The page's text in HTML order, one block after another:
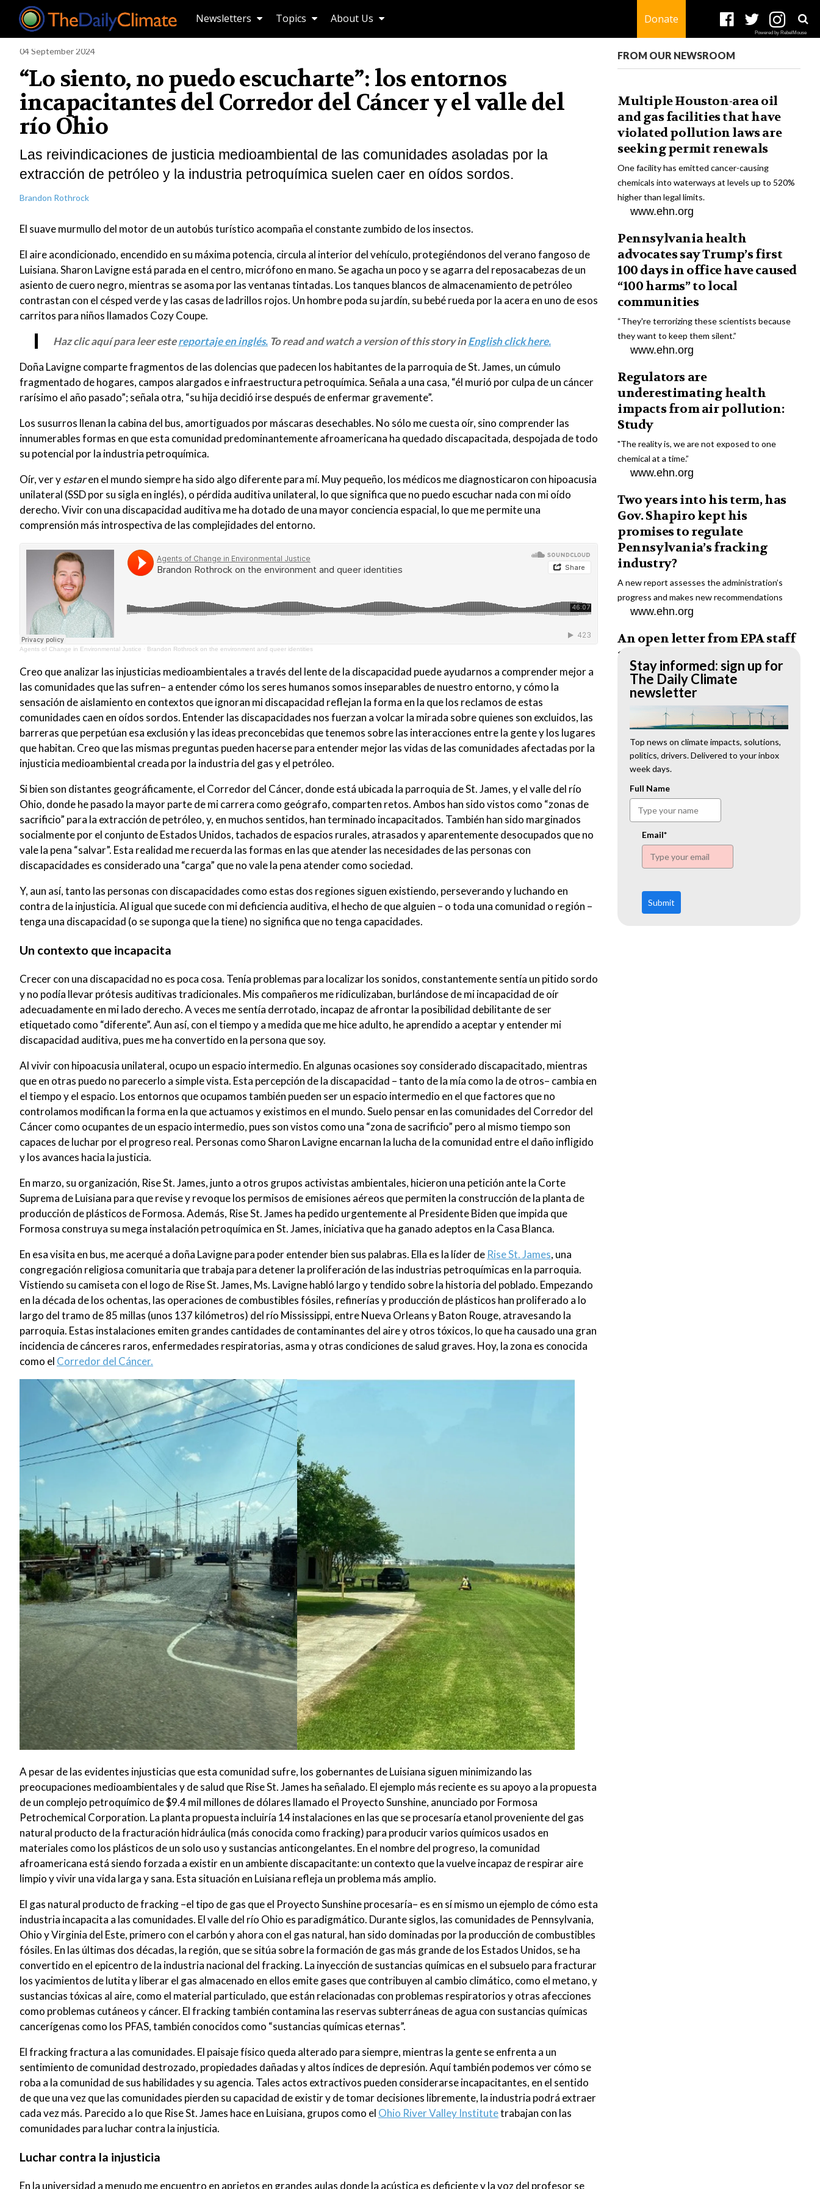
Newsletters Topics About Us Donate
Powered by RebelMouse
04 September 2024
“Lo siento, no puedo escucharte”: los entornos
incapacitantes del Corredor del Cáncer y el valle del
río Ohio
Las reivindicaciones de justicia medioambiental de las comunidades asoladas por la
extracción de petróleo y la industria petroquímica suelen caer en oídos sordos.
Brandon Rothrock
El suave murmullo del motor de un autobús turístico acompaña el constante zumbido de los insectos.
El aire acondicionado, encendido en su máxima potencia, circula al interior del vehículo, protegiéndonos del verano fangoso de
Luisiana. Sharon Lavigne está parada en el centro, micrófono en mano. Se agacha un poco y se agarra del reposacabezas de un
asiento de cuero negro, mientras se asoma por las ventanas tintadas. Los tanques blancos de almacenamiento de petróleo
contrastan con el césped verde y las casas de ladrillos rojos. Un hombre poda su jardín, su bebé rueda por la acera en uno de esos
carritos para niños llamados Cozy Coupe.
Haz clic aquí para leer estereportaje en inglés. To read and watch a version of this story inEnglish click here.
Doña Lavigne comparte fragmentos de las dolencias que padecen los habitantes de la parroquia de St. James, un cúmulo
fragmentado de hogares, campos alargados e infraestructura petroquímica. Señala a una casa, “él murió por culpa de un cáncer
rarísimo el año pasado”; señala otra, “su hija decidió irse después de enfermar gravemente”.
Los susurros llenan la cabina del bus, amortiguados por máscaras desechables. No sólo me cuesta oír, sino comprender las
innumerables formas en que esta comunidad predominantemente afroamericana ha quedado discapacitada, despojada de todo
su potencial por la industria petroquímica.
Oír, ver yestaren el mundo siempre ha sido algo diferente para mí. Muy pequeño, los médicos me diagnosticaron con hipoacusia
unilateral (SSD por su sigla en inglés), o pérdida auditiva unilateral, lo que significa que no puedo escuchar nada con mi oído
derecho. Vivir con una discapacidad auditiva me ha dotado de una mayor conciencia espacial, lo que me permite una
comprensión más introspectiva de las complejidades del entorno.
Agents of Change in Environmental Justice · Brandon Rothrock on the environment and queer identities
Creo que analizar las injusticias medioambientales a través del lente de la discapacidad puede ayudarnos a comprender mejor a
las comunidades que las sufren– a entender cómo los seres humanos somos inseparables de nuestro entorno, y cómo la
sensación de aislamiento en contextos que ignoran mi discapacidad reflejan la forma en la que los reclamos de estas
comunidades caen en oídos sordos. Entender las discapacidades nos fuerzan a volcar la mirada sobre quienes son excluidos, las
barreras que perpetúan esa exclusión y las ideas preconcebidas que tenemos sobre las interacciones entre la gente y los lugares
que habitan. Creo que las mismas preguntas pueden hacerse para entender mejor las vidas de las comunidades afectadas por la
injusticia medioambiental creada por la industria del gas y el petróleo.
Si bien son distantes geográficamente, el Corredor del Cáncer, donde está ubicada la parroquia de St. James, y el valle del río
Ohio, donde he pasado la mayor parte de mi carrera como geógrafo, comparten retos. Ambos han sido vistos como “zonas de
sacrificio” para la extracción de petróleo, y, en muchos sentidos, han terminado incapacitados. También han sido marginados
socialmente por el conjunto de Estados Unidos, tachados de espacios rurales, atrasados y aparentemente desocupados que no
vale la pena “salvar”. Esta realidad me recuerda las formas en las que atender las necesidades de las personas con
discapacidades es considerado una “carga” que no vale la pena atender como sociedad.
Y, aun así, tanto las personas con discapacidades como estas dos regiones siguen existiendo, perseverando y luchando en
contra de la injusticia. Al igual que sucede con mi deficiencia auditiva, el hecho de que alguien – o toda una comunidad o región –
tenga una discapacidad (o se suponga que la tiene) no significa que no tenga capacidades.
Un contexto que incapacita
Crecer con una discapacidad no es poca cosa. Tenía problemas para localizar los sonidos, constantemente sentía un pitido sordo
y no podía llevar prótesis auditivas tradicionales. Mis compañeros me ridiculizaban, burlándose de mi incapacidad de oír
adecuadamente en mi lado derecho. A veces me sentía derrotado, incapaz de afrontar la posibilidad debilitante de ser
etiquetado como “diferente”. Aun así, con el tiempo y a medida que me hice adulto, he aprendido a aceptar y entender mi
discapacidad auditiva, pues me ha convertido en la persona que soy.
Al vivir con hipoacusia unilateral, ocupo un espacio intermedio. En algunas ocasiones soy considerado discapacitado, mientras
que en otras puedo no parecerlo a simple vista. Esta percepción de la discapacidad – tanto de la mía como la de otros– cambia en
el tiempo y el espacio. Los entornos que ocupamos también pueden ser un espacio intermedio en el que factores que no
controlamos modifican la forma en la que actuamos y existimos en el mundo. Suelo pensar en las comunidades del Corredor del
Cáncer como ocupantes de un espacio intermedio, pues son vistos como una “zona de sacrificio” pero al mismo tiempo son
capaces de luchar por el progreso real. Personas como Sharon Lavigne encarnan la lucha de la comunidad entre el daño infligido
y los avances hacia la justicia.
En marzo, su organización, Rise St. James, junto a otros grupos activistas ambientales, hicieron una petición ante la Corte
Suprema de Luisiana para que revise y revoque los permisos de emisiones aéreos que permiten la construcción de la planta de
producción de plásticos de Formosa. Además, Rise St. James ha pedido urgentemente al Presidente Biden que impida que
Formosa construya su mega instalación petroquímica en St. James, iniciativa que ha ganado adeptos en la Casa Blanca.
En esa visita en bus, me acerqué a doña Lavigne para poder entender bien sus palabras. Ella es la líder de Rise St. James, una
congregación religiosa comunitaria que trabaja para detener la proliferación de las industrias petroquímicas en la parroquia.
Vistiendo su camiseta con el logo de Rise St. James, Ms. Lavigne habló largo y tendido sobre la historia del poblado. Empezando
en la década de los ochentas, las operaciones de combustibles fósiles, refinerías y producción de plásticos han proliferado a lo
largo del tramo de 85 millas (unos 137 kilómetros) del río Mississippi, entre Nueva Orleans y Baton Rouge, atravesando la
parroquia. Estas instalaciones emiten grandes cantidades de contaminantes del aire y otros tóxicos, lo que ha causado una gran
incidencia de cánceres raros, enfermedades respiratorias, asma y otras condiciones de salud graves. Hoy, la zona es conocida
como el Corredor del Cáncer.
A pesar de las evidentes injusticias que esta comunidad sufre, los gobernantes de Luisiana siguen minimizando las
preocupaciones medioambientales y de salud que Rise St. James ha señalado. El ejemplo más reciente es su apoyo a la propuesta
de un complejo petroquímico de $9.4 mil millones de dólares llamado el Proyecto Sunshine, anunciado por Formosa
Petrochemical Corporation. La planta propuesta incluiría 14 instalaciones en las que se procesaría etanol proveniente del gas
natural producto de la fracturación hidráulica (más conocida como fracking) para producir varios químicos usados en
materiales como los plásticos de un solo uso y sustancias anticongelantes. En el nombre del progreso, la comunidad
afroamericana está siendo forzada a existir en un ambiente discapacitante: un contexto que la vuelve incapaz de respirar aire
limpio y vivir una vida larga y sana. Esta situación en Luisiana refleja un problema más amplio.
El gas natural producto de fracking –el tipo de gas que el Proyecto Sunshine procesaría– es en sí mismo un ejemplo de cómo esta
industria incapacita a las comunidades. El valle del río Ohio es paradigmático. Durante siglos, las comunidades de Pennsylvania,
Ohio y Virginia del Este, primero con el carbón y ahora con el gas natural, han sido dominadas por la producción de combustibles
fósiles. En las últimas dos décadas, la región, que se sitúa sobre la formación de gas más grande de los Estados Unidos, se ha
convertido en el epicentro de la industria nacional del fracking. La inyección de sustancias químicas en el subsuelo para fracturar
los yacimientos de lutita y liberar el gas almacenado en ellos emite gases que contribuyen al cambio climático, como el metano, y
sustancias tóxicas al aire, como el material particulado, que están relacionadas con problemas respiratorios y otras afecciones
como problemas cutáneos y cáncer. El fracking también contamina las reservas subterráneas de agua con sustancias químicas
cancerígenas como los PFAS, también conocidos como “sustancias químicas eternas”.
El fracking fractura a las comunidades. El paisaje físico queda alterado para siempre, mientras la gente se enfrenta a un
sentimiento de comunidad destrozado, propiedades dañadas y altos índices de depresión. Aquí también podemos ver cómo se
roba a la comunidad de sus habilidades y su agencia. Tales actos extractivos pueden considerarse incapacitantes, en el sentido
de que una vez que las comunidades pierden su capacidad de existir y de tomar decisiones libremente, la industria podrá extraer
cada vez más. Parecido a lo que Rise St. James hace en Luisiana, grupos como el Ohio River Valley Institutetrabajan con las
comunidades para luchar contra la injusticia.
Luchar contra la injusticia
En la universidad a menudo me encuentro en aprietos en grandes aulas donde la acústica es deficiente y la voz del profesor se
FROM OUR NEWSROOM
Multiple Houston-area oil
and gas facilities that have
violated pollution laws are
seeking permit renewals
One facility has emitted cancer-causing
chemicals into waterways at levels up to 520%
higher than legal limits.
www.ehn.org
Pennsylvania health
advocates say Trump’s first
100 days in office have caused
“100 harms” to local
communities
“They're terrorizing these scientists because
they want to keep them silent.”
www.ehn.org
Regulators are
underestimating health
impacts from air pollution:
Study
"The reality is, we are not exposed to one
chemical at a time.”
www.ehn.org
Two years into his term, has
Gov. Shapiro kept his
promises to regulate
Pennsylvania’s fracking
industry?
A new report assesses the administration’s
progress and makes new recommendations
www.ehn.org
An open letter from EPA staff
to the American public
“We cannot stand by and allow this to happen.
We need to hold this administration
www.ehn.org
New evidence links heavy
metal pollution with wildfire
retardants
“The chemical black box” that blankets wildfire-
impacted areas is increasingly under scrutiny.
www.ehn.org
Stay informed: sign up for
The Daily Climate
newsletter
Top news on climate impacts, solutions,
politics, drivers. Delivered to your inbox
week days.
Full Name
Email*
Submit